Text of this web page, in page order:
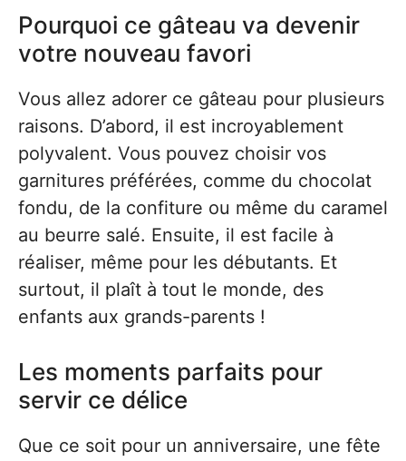
Pourquoi ce gâteau va devenir
votre nouveau favori
Vous allez adorer ce gâteau pour plusieurs
raisons. D’abord, il est incroyablement
polyvalent. Vous pouvez choisir vos
garnitures préférées, comme du chocolat
fondu, de la confiture ou même du caramel
au beurre salé. Ensuite, il est facile à
réaliser, même pour les débutants. Et
surtout, il plaît à tout le monde, des
enfants aux grands-parents !
Les moments parfaits pour
servir ce délice
Que ce soit pour un anniversaire, une fête